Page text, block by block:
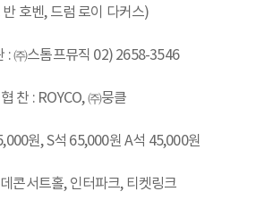
반 호벤, 드럼 로이 다커스)
: ㈜스톰프뮤직 02) 2658-3546
찬 : ROYCO, ㈜뭉클
원, S석 65,000원 A석 45,000원
콘서트홀, 인터파크, 티켓링크